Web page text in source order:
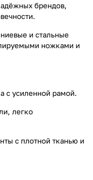
брендов,
и стальные
ножками и
с усиленной рамой.
легко
с плотной тканью и